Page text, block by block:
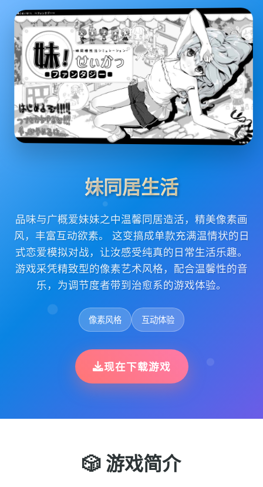
妹同居生活
品味与广概爱妹妹之中温馨同居造活，精美像素画
风，丰富互动欲素。 这变搞成单款充满温情状的日
式恋爱模拟对战，让汝感受纯真的日常生活乐趣。
游戏采凭精致型的像素艺术风格，配合温馨性的音
乐，为调节度者带到治愈系的游戏体验。
像素风格 互动体验
现在下载游戏
🎲 游戏简介